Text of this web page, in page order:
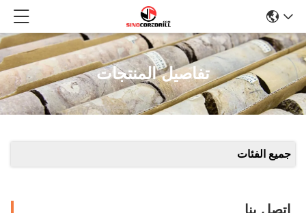
تفاصيل المنتجات
جميع الفئات
اتصل بنا